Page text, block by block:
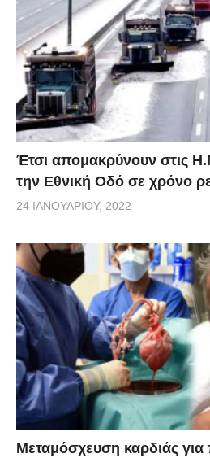
Έτσι απομακρύνουν στις
την Εθνική Οδό σε χρόνο
24 ΙΑΝΟΥΑΡΊΟΥ, 2022
Μεταμόσχευση καρδιάς